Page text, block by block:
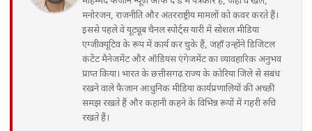
मनोरंजन, राजनीति और अंतरराष्ट्रीय मामलों को कवर करते हैं।
इससे पहले वे यूट्यूब चैनल स्पोर्ट्स यारी में सोशल मीडिया
एग्जीक्यूटिव के रूप में कार्य कर चुके हैं, जहाँ उन्होंने डिजिटल
कंटेंट मैनेजमेंट और ऑडियंस एंगेजमेंट का व्यावहारिक अनुभव
प्राप्त किया। भारत के छत्तीसगढ़ राज्य के कोरिया जिले से संबंध
रखने वाले फैजान आधुनिक मीडिया कार्यप्रणालियों की अच्छी
समझ रखते हैं और कहानी कहने के विभिन्न रूपों में गहरी रुचि
रखते हैं।